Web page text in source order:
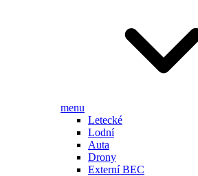
menu
Letecké
Lodní
Auta
Drony
Externí BEC